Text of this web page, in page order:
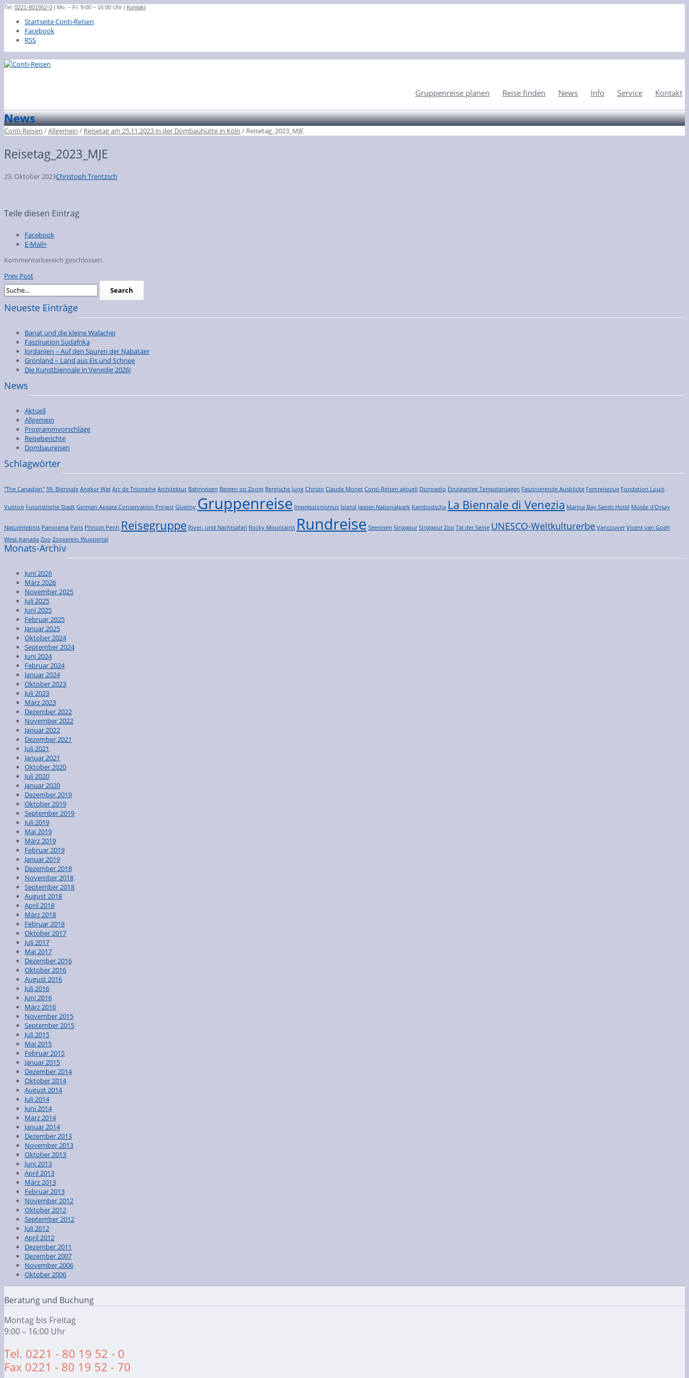
Tel. 0221-801952-0 | Mo. – Fr. 9:00 – 16:00 Uhr | Kontakt
Startseite Conti-Reisen
Facebook
RSS
Gruppenreise planen Reise finden News Info Service Kontakt
News
Conti-Reisen /Allgemein / Reisetag am 25.11.2023 in der Dombauhütte in Köln / Reisetag_2023_MJE
Reisetag_2023_MJE
23. Oktober 2023Christoph Trentzsch
Teile diesen Eintrag
Facebook
E-Mail+
Kommentarbereich geschlossen.
Prev Post
Neueste Einträge
Banat und die kleine Walachei
Faszination Südafrika
Jordanien – Auf den Spuren der Nabatäer
Grönland – Land aus Eis und Schnee
Die Kunstbiennale in Venedig 2026!
News
Aktuell
Allgemein
Programmvorschläge
Reiseberichte
Dombaureisen
Schlagwörter
"The Canadian" 59. Biennale Angkor Wat Arc de Triomphe Architektur Bahnreisen Bergen op Zoom Bergische Jung Christo Claude Monet Conti-Reisen aktuell Domradio Einzigartige Tempelanlagen Faszinierende Ausblicke Fernreisezug Fondation Louis
Vuitton Futuristische Stadt German Apsara Conservation Project Giverny Gruppenreise Impressionismus Island Jasper-Nationalpark Kambodscha La Biennale di Venezia Marina Bay Sands Hotel Musée d'Orsay
Naturerlebnis Panorama Paris Phnom Penh Reisegruppe River- und Nachtsafari Rocky Mountains Rundreise Seerosen Singapur Singapur Zoo Tal der Seine UNESCO-Weltkulturerbe Vancouver Vicent van Gogh
West-Kanada Zoo Zooverein Wuppertal
Monats-Archiv
Juni 2026
März 2026
November 2025
Juli 2025
Juni 2025
Februar 2025
Januar 2025
Oktober 2024
September 2024
Juni 2024
Februar 2024
Januar 2024
Oktober 2023
Juli 2023
März 2023
Dezember 2022
November 2022
Januar 2022
Dezember 2021
Juli 2021
Januar 2021
Oktober 2020
Juli 2020
Januar 2020
Dezember 2019
Oktober 2019
September 2019
Juli 2019
Mai 2019
März 2019
Februar 2019
Januar 2019
Dezember 2018
November 2018
September 2018
August 2018
April 2018
März 2018
Februar 2018
Oktober 2017
Juli 2017
Mai 2017
Dezember 2016
Oktober 2016
August 2016
Juli 2016
Juni 2016
März 2016
November 2015
September 2015
Juli 2015
Mai 2015
Februar 2015
Januar 2015
Dezember 2014
Oktober 2014
August 2014
Juli 2014
Juni 2014
März 2014
Januar 2014
Dezember 2013
November 2013
Oktober 2013
Juni 2013
April 2013
März 2013
Februar 2013
November 2012
Oktober 2012
September 2012
Juli 2012
April 2012
Dezember 2011
Dezember 2007
November 2006
Oktober 2006
Beratung und Buchung
Montag bis Freitag
9:00 – 16:00 Uhr
Tel. 0221 - 80 19 52 - 0
Fax 0221 - 80 19 52 - 70